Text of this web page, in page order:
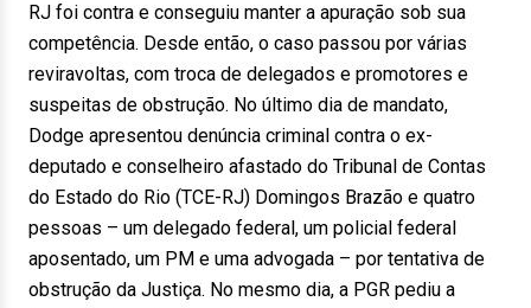
RJ foi contra e conseguiu manter a apuração sob sua
competência. Desde então, o caso passou por várias
reviravoltas, com troca de delegados e promotores e
suspeitas de obstrução. No último dia de mandato,
Dodge apresentou denúncia criminal contra o ex-
deputado e conselheiro afastado do Tribunal de Contas
do Estado do Rio (TCE-RJ) Domingos Brazão e quatro
pessoas – um delegado federal, um policial federal
aposentado, um PM e uma advogada – por tentativa de
obstrução da Justiça. No mesmo dia, a PGR pediu a